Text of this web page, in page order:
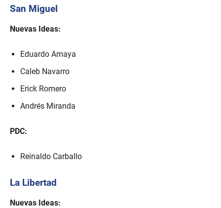
San Miguel
Nuevas Ideas:
Eduardo Amaya
Caleb Navarro
Erick Romero
Andrés Miranda
PDC:
Reinaldo Carballo
La Libertad
Nuevas Ideas: